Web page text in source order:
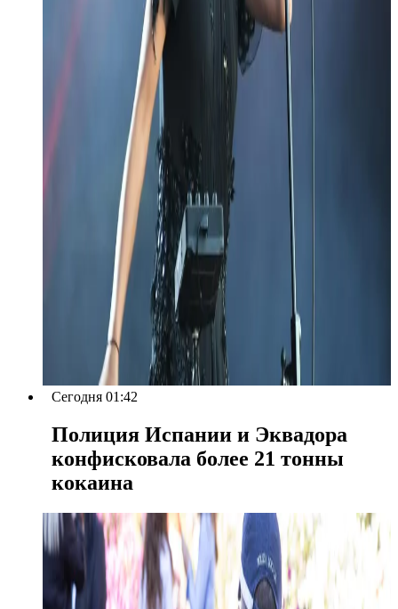
Сегодня 01:42
Полиция Испании и Эквадора
конфисковала более 21 тонны
кокаина